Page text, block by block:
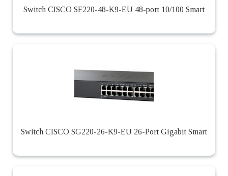
Switch CISCO SF220-48-K9-EU 48-port 10/100 Smart
Switch CISCO SG220-26-K9-EU 26-Port Gigabit Smart